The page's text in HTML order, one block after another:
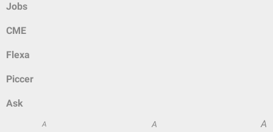
Jobs
CME
Flexa
Piccer
Ask
A A A